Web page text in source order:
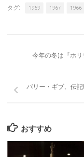
タグ: 1969 1967 1966
今年の冬は『ホ
バリー・ギブ、伝
おすすめ